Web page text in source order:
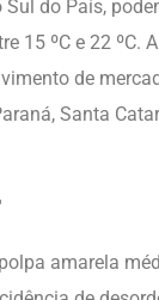
do País,
15 ºC e 22 ºC.
de
Santa
amarela